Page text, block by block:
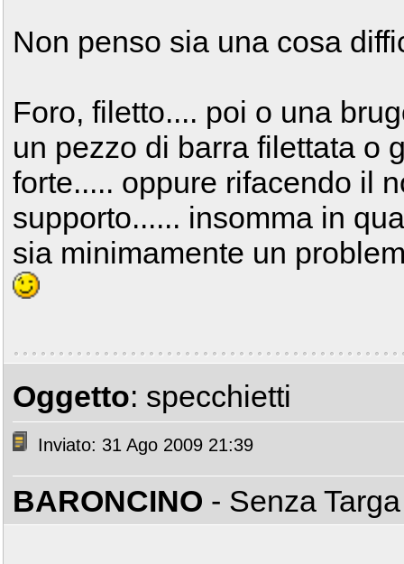
Non penso sia una cosa
Foro, filetto.... poi o una
un pezzo di barra filettata o
forte..... oppure rifacendo il
supporto...... insomma in
sia minimamente un
Oggetto: specchietti
Inviato: 31 Ago 2009 21:39
BARONCINO - Senza